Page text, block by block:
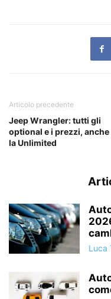
Articolo precedente
Jeep Wrangler: tutti gli
optional e i prezzi, anche
la Unlimited
Luca